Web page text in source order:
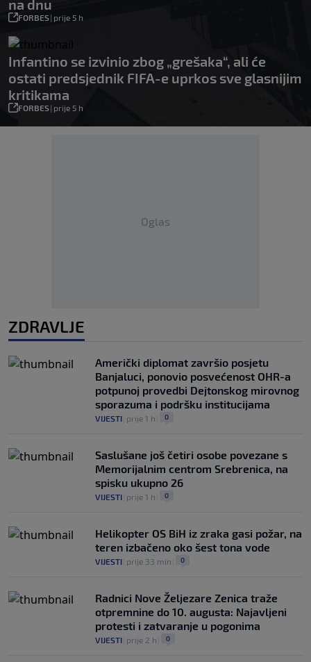
na dnu
FORBES| prije 5 h
Infantino se izvinio zbog „grešaka“, ali će
ostati predsjednik FIFA-e uprkos sve glasnijim
kritikama
FORBES| prije 5 h
Oglas
ZDRAVLJE
Američki diplomat završio posjetu
Banjaluci, ponovio posvećenost OHR-a
potpunoj provedbi Dejtonskog mirovnog
sporazuma i podršku institucijama
VIJESTI prije 1 h 0
Saslušane još četiri osobe povezane s
Memorijalnim centrom Srebrenica, na
spisku ukupno 26
VIJESTI prije 1 h 0
Helikopter OS BiH iz zraka gasi požar, na
teren izbačeno oko šest tona vode
VIJESTI prije 33 min 0
Radnici Nove Željezare Zenica traže
otpremnine do 10. augusta: Najavljeni
protesti i zatvaranje u pogonima
VIJESTI prije 2 h 0